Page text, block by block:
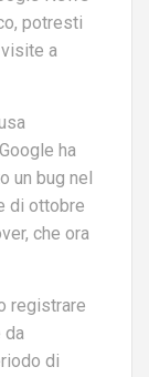
potresti
a
ha
un bug nel
di ottobre
che ora
registrare
da
di